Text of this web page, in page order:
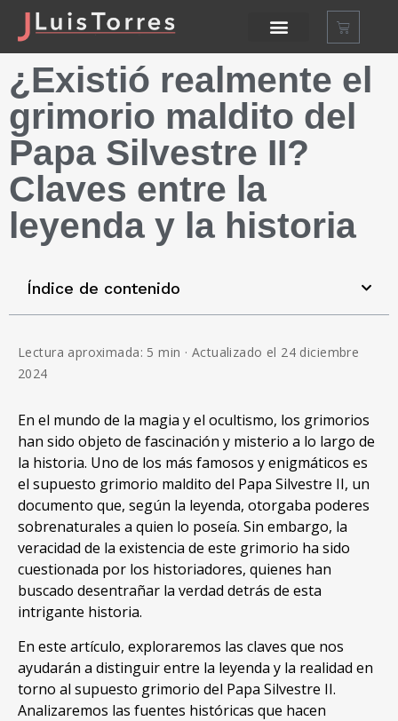
¿Existió realmente el
grimorio maldito del
Papa Silvestre II?
Claves entre la
leyenda y la historia
Índice de contenido
Lectura aproximada: 5 min · Actualizado el 24 diciembre
2024
En el mundo de la magia y el ocultismo, los grimorios
han sido objeto de fascinación y misterio a lo largo de
la historia. Uno de los más famosos y enigmáticos es
el supuesto grimorio maldito del Papa Silvestre II, un
documento que, según la leyenda, otorgaba poderes
sobrenaturales a quien lo poseía. Sin embargo, la
veracidad de la existencia de este grimorio ha sido
cuestionada por los historiadores, quienes han
buscado desentrañar la verdad detrás de esta
intrigante historia.
En este artículo, exploraremos las claves que nos
ayudarán a distinguir entre la leyenda y la realidad en
torno al supuesto grimorio del Papa Silvestre II.
Analizaremos las fuentes históricas que hacen